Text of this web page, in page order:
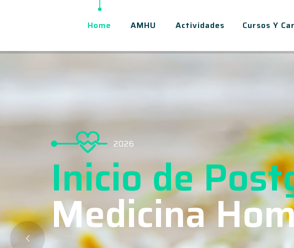
Home AMHU Actividades Cursos Y
2026
Inicio de
Medicina